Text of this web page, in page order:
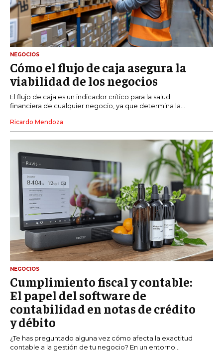
NEGOCIOS
Cómo el flujo de caja asegura la
viabilidad de los negocios
El flujo de caja es un indicador crítico para la salud
financiera de cualquier negocio, ya que determina la...
Ricardo Mendoza
NEGOCIOS
Cumplimiento fiscal y contable:
El papel del software de
contabilidad en notas de crédito
y débito
¿Te has preguntado alguna vez cómo afecta la exactitud
contable a la gestión de tu negocio? En un entorno...